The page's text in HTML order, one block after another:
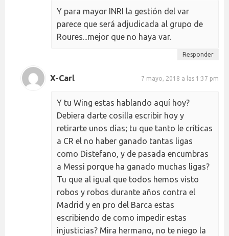
Y para mayor INRI la gestión del var
parece que será adjudicada al grupo de
Roures...mejor que no haya var.
Responder
X-Carl 7 mayo, 2018 a las 1:37 pm
Y tu Wing estas hablando aquí hoy?
Debiera darte cosilla escribir hoy y
retirarte unos días; tu que tanto le críticas
a CR el no haber ganado tantas ligas
como Distefano, y de pasada encumbras
a Messi porque ha ganado muchas ligas?
Tu que al igual que todos hemos visto
robos y robos durante años contra el
Madrid y en pro del Barca estas
escribiendo de como impedir estas
injusticias? Mira hermano, no te niego la